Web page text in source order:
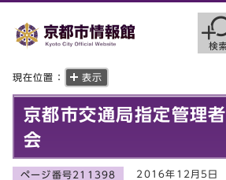
現在位置： 表示
京都市交通局指定管理
会
ページ番号211398 2016年12月5日